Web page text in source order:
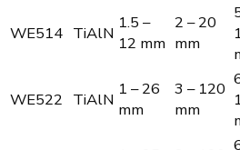
WE514 TiAlN
1.5 –
12 mm
2 – 20
mm
WE522 TiAlN
1 – 26
mm
3 – 120
mm